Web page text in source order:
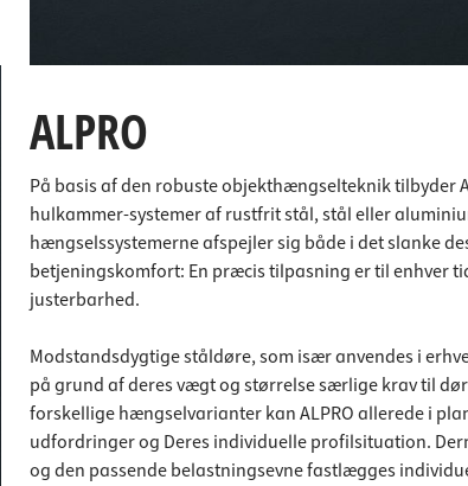
ALPRO
På basis af den robuste objekthængselteknik tilbyder
hulkammer-systemer af rustfrit stål, stål eller
hængselssystemerne afspejler sig både i det slanke
betjeningskomfort: En præcis tilpasning er til enhver
justerbarhed.
Modstandsdygtige ståldøre, som især anvendes i
på grund af deres vægt og størrelse særlige krav til
forskellige hængselvarianter kan ALPRO allerede i
udfordringer og Deres individuelle profilsituation.
og den passende belastningsevne fastlægges